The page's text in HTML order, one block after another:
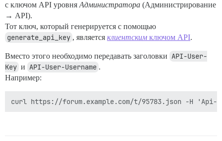
с ключом API уровня Администратора (Администрирование
→ API).
Тот ключ, который генерируется с помощью
generate_api_key , является клиентским ключом API.
Вместо этого необходимо передавать заголовки API-User-
Key и API-User-Username .
Например: